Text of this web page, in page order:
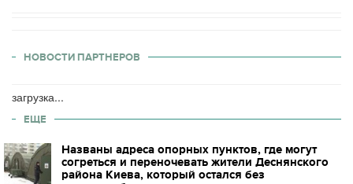
НОВОСТИ ПАРТНЕРОВ
загрузка...
ЕЩЕ
Названы адреса опорных пунктов, где могут
согреться и переночевать жители Деснянского
района Киева, который остался без